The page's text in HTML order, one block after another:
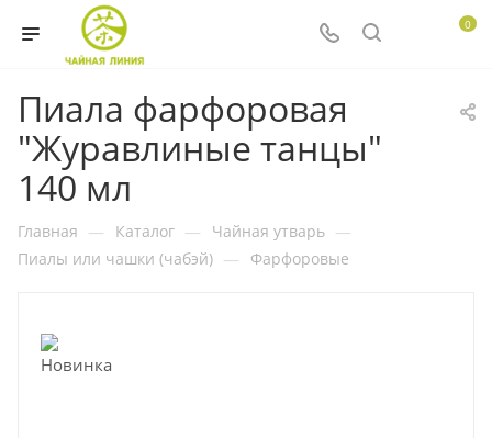
0
Пиала фарфоровая
"Журавлиные танцы"
140 мл
Главная — Каталог — Чайная утварь —
Пиалы или чашки (чабэй) — Фарфоровые